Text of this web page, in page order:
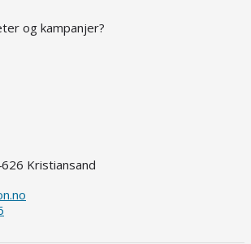
og kampanjer?
Kristiansand